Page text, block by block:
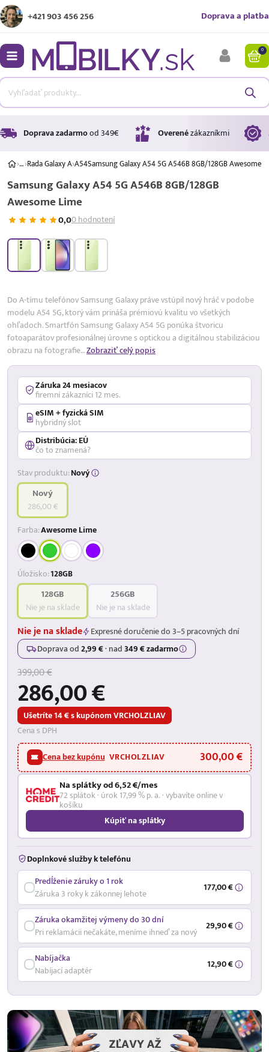
+421 903 456 256 Doprava a platba
0
Doprava zadarmood 349€ Overenézákazníkmi
›…›Rada Galaxy A›A54Samsung Galaxy A54 5G A546B 8GB/128GB Awesome
Samsung Galaxy A54 5G A546B 8GB/128GB
Awesome Lime
0,00 hodnotení
A A ↑
G
Úrok
17,99 %
Do A-tímu telefónov Samsung Galaxy práve vstúpil nový hráč v podobe
modelu A54 5G, ktorý vám prináša prémiovú kvalitu vo všetkých
ohľadoch. Smartfón Samsung Galaxy A54 5G ponúka štvoricu
fotoaparátov profesionálnej úrovne s optickou a digitálnou stabilizáciou
obrazu na fotografie…Zobraziť celý popis
Záruka 24 mesiacov
firemní zákazníci 12 mes.
eSIM + fyzická SIM
hybridný slot
Distribúcia: EÚ
čo to znamená?
Stav produktu:Nový
Nový
286,00 €
Farba:Awesome Lime
Úložisko:128GB
128GB
Nie je na sklade
256GB
Nie je na sklade
Nie je na sklade
Expresné doručenie do 3–5 pracovných dní
Doprava od2,99 €·nad349 € zadarmo
399,00 €
286,00 €
Ušetríte 14 € s kupónom VRCHOLZLIAV
Cena s DPH
Cena bez kupónu VRCHOLZLIAV 300,00 €
Na splátky od 6,52 €/mes
72 splátok · úrok 17,99 % p. a. · vybavíte online v
košíku
Kúpiť na splátky
Doplnkové služby k telefónu
Predĺženie záruky o 1 rok
Záruka 3 roky k zákonnej lehote
177,00 €
Záruka okamžitej výmeny do 30 dní
Pri reklamácii nečakáte, meníme ihneď za nový
29,90 €
Nabíjačka
Nabíjací adaptér
12,90 €